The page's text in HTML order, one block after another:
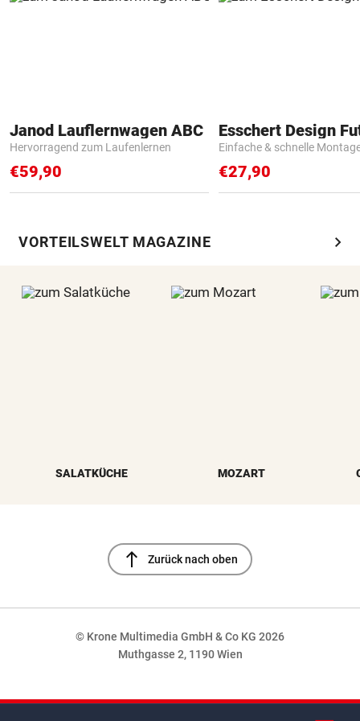
Janod Lauflernwagen ABC
Hervorragend zum Laufenlernen
€59,90
Einfache & schnelle
€27,90
VORTEILSWELT MAGAZINE chevron_right
SALATKÜCHE MOZART
north Zurück nach oben
© Krone Multimedia GmbH & Co KG 2026
Muthgasse 2, 1190 Wien
NaN%